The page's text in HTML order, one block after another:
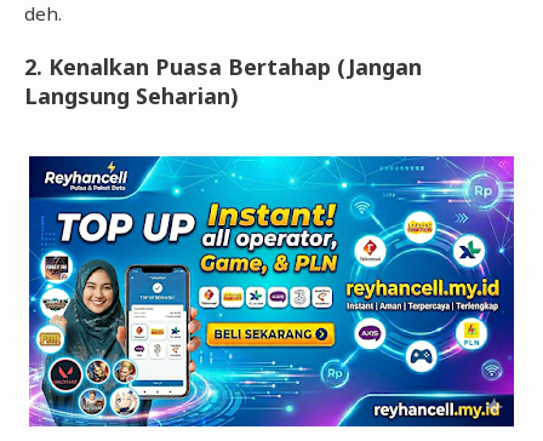
deh.
2. Kenalkan Puasa Bertahap (Jangan
Langsung Seharian)